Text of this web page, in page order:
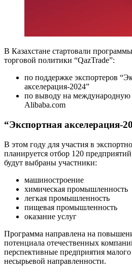
В Казахстане стартовали
торговой политики “QazTrade”:
по поддержке экспортеров
акселерация-2024”
по выводу на международную
Alibaba.com
“Экспортная акселерация-
В этом году для участия в
планируется отбор 120
будут выбраны участники:
машиностроение
химическая промышленность
легкая промышленность
пищевая промышленность
оказание услуг
Программа направлена на
потенциала отечественных
перспективные предприятия малого
несырьевой направленности.